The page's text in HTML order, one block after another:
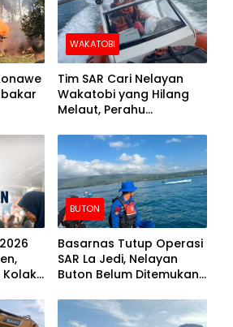
WAKATOBI
Tim SAR Cari Nelayan
Wakatobi yang Hilang
Melaut, Perahu
Kemasukan Air
Kolaka
BUTON
Basarnas Tutup Operasi
SAR La Jedi, Nelayan
Buton Belum Ditemukan